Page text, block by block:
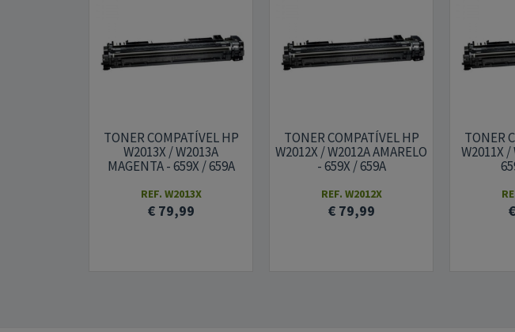
TONER COMPATÍVEL HP
W2013X / W2013A
MAGENTA - 659X / 659A
REF. W2013X
€ 79,99
TONER COMPATÍVEL HP
W2012X / W2012A AMARELO
- 659X / 659A
REF. W2012X
€ 79,99
TONER
W2011X /